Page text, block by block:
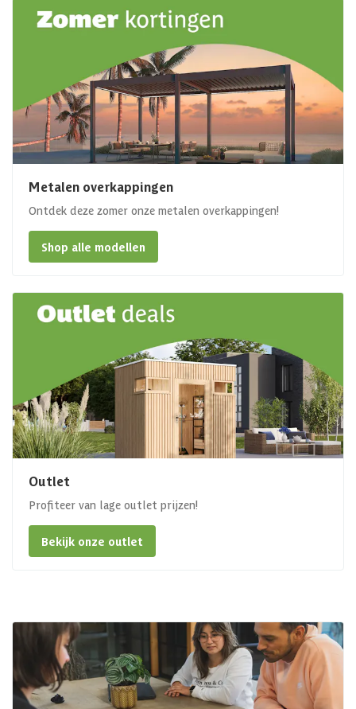
Metalen overkappingen
Ontdek deze zomer onze metalen overkappingen!
Shop alle modellen
Outlet
Profiteer van lage outlet prijzen!
Bekijk onze outlet